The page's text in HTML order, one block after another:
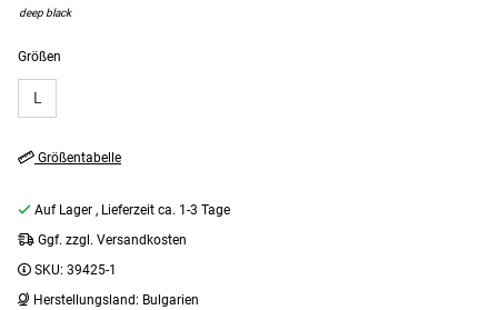
Größen
L
deep black
Größentabelle
Auf Lager , Lieferzeit ca. 1-3 Tage
Ggf. zzgl. Versandkosten
SKU: 39425-1
Herstellungsland: Bulgarien